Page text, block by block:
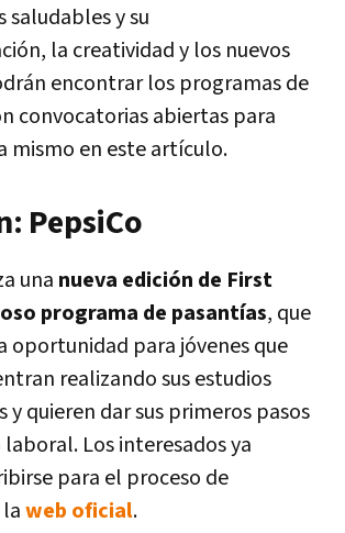
saludables y su
la creatividad y los nuevos
encontrar los programas de
convocatorias abiertas para
mismo en este artículo.
PepsiCo
una nueva edición de First
programa de pasantías, que
oportunidad para jóvenes que
realizando sus estudios
y quieren dar sus primeros pasos
Los interesados ya
para el proceso de
web oficial.